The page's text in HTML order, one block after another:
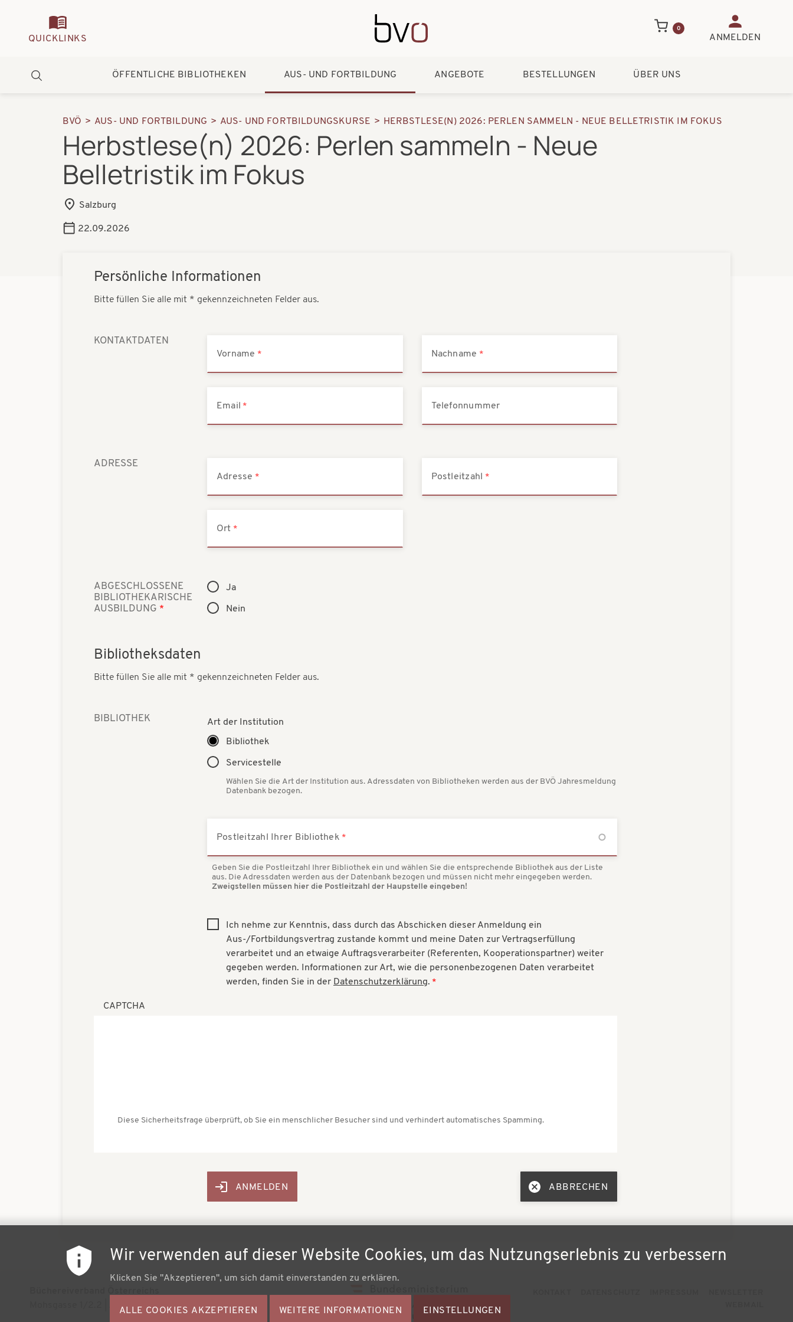
Direkt zum Inhalt
Quickmenu
QUICKLINKS
0
ANMELDEN
Hauptnavigation
ÖFFENTLICHE BIBLIOTHEKEN AUS- UND FORTBILDUNG ANGEBOTE BESTELLUNGEN ÜBER UNS
Suche
Pfadnavigation
BVÖ AUS- UND FORTBILDUNG AUS- UND FORTBILDUNGSKURSE HERBSTLESE(N) 2026: PERLEN SAMMELN - NEUE BELLETRISTIK IM FOKUS
Herbstlese(n) 2026: Perlen sammeln - Neue
Belletristik im Fokus
Salzburg
22.09.2026
Persönliche Informationen
Bitte füllen Sie alle mit * gekennzeichneten Felder aus.
KONTAKTDATEN
Vorname Nachname
Email Telefonnummer
ADRESSE
Adresse Postleitzahl
Ort
ABGESCHLOSSENE
BIBLIOTHEKARISCHE
AUSBILDUNG
Ja
Nein
Bibliotheksdaten
Bitte füllen Sie alle mit * gekennzeichneten Felder aus.
BIBLIOTHEK Art der Institution
Bibliothek
Servicestelle
Wählen Sie die Art der Institution aus. Adressdaten von Bibliotheken werden aus der BVÖ Jahresmeldung
Datenbank bezogen.
Postleitzahl Ihrer Bibliothek
Geben Sie die Postleitzahl Ihrer Bibliothek ein und wählen Sie die entsprechende Bibliothek aus der Liste
aus. Die Adressdaten werden aus der Datenbank bezogen und müssen nicht mehr eingegeben werden.
Zweigstellen müssen hier die Postleitzahl der Haupstelle eingeben!
Ich nehme zur Kenntnis, dass durch das Abschicken dieser Anmeldung ein
Aus-/Fortbildungsvertrag zustande kommt und meine Daten zur Vertragserfüllung
verarbeitet und an etwaige Auftragsverarbeiter (Referenten, Kooperationspartner) weiter
gegeben werden. Informationen zur Art, wie die personenbezogenen Daten verarbeitet
werden, finden Sie in der Datenschutzerklärung.
CAPTCHA
Diese Sicherheitsfrage überprüft, ob Sie ein menschlicher Besucher sind und verhindert automatisches Spamming.
ABBRECHEN
Mohsgasse 1/2.2 | A-1030 Wien
Fußzeilenmenü
Wir verwenden auf dieser Website Cookies, um das Nutzungserlebnis zu verbessern
Klicken Sie "Akzeptieren", um sich damit einverstanden zu erklären.
ALLE COOKIES AKZEPTIEREN WEITERE INFORMATIONEN
ZUSTIMMUNG
EINSTELLUNGEN